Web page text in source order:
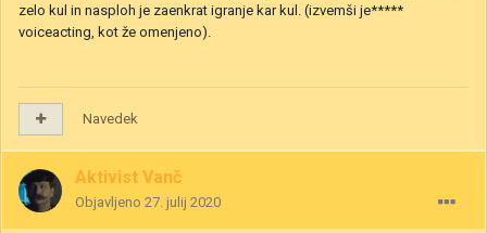
zelo kul in nasploh je zaenkrat igranje kar kul. (izvemši je*****
voiceacting, kot že omenjeno).
Navedek
Aktivist Vanč
Objavljeno 27. julij 2020